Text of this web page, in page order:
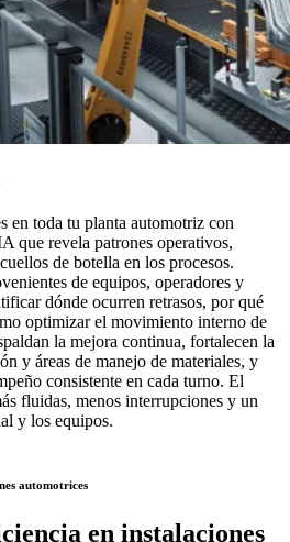
en toda tu planta automotriz con
que revela patrones operativos,
de botella en los procesos.
de equipos, operadores y
dónde ocurren retrasos, por qué
optimizar el movimiento interno de
la mejora continua, fortalecen la
y áreas de manejo de materiales, y
consistente en cada turno. El
fluidas, menos interrupciones y un
y los equipos.
automotrices
en instalaciones